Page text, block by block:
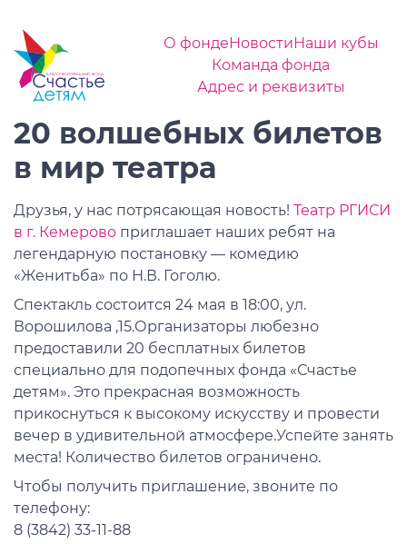
О фондеНовостиНаши кубы
Команда фонда
Адрес и реквизиты
20 волшебных билетов
в мир театра
Друзья, у нас потрясающая новость! Театр РГИСИ
в г. Кемерово приглашает наших ребят на
легендарную постановку — комедию
«Женитьба» по Н.В. Гоголю.
Спектакль состоится 24 мая в 18:00, ул.
Ворошилова ,15.Организаторы любезно
предоставили 20 бесплатных билетов
специально для подопечных фонда «Счастье
детям». Это прекрасная возможность
прикоснуться к высокому искусству и провести
вечер в удивительной атмосфере.Успейте занять
места! Количество билетов ограничено.
Чтобы получить приглашение, звоните по
телефону:
8 (3842) 33-11-88